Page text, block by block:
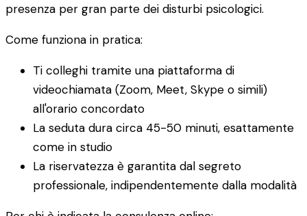
presenza per gran parte dei disturbi psicologici.
Come funziona in pratica:
Ti colleghi tramite una piattaforma di
videochiamata (Zoom, Meet, Skype o simili)
all'orario concordato
La seduta dura circa 45-50 minuti, esattamente
come in studio
La riservatezza è garantita dal segreto
professionale, indipendentemente dalla modalità